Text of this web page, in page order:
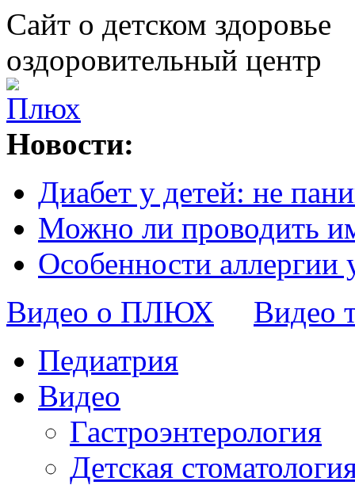
Сайт о детском здоровье
оздоровительный центр
Новости:
Диабет у детей: не
Можно ли проводить
Особенности аллергии
Видео о ПЛЮХ
Видео
Педиатрия
Видео
Гастроэнтерология
Детская